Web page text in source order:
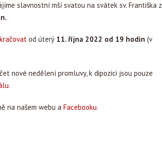
slavnostní mší svatou na svátek sv. Františka z
od úterý 11. října 2022 od 19 hodin (v
nové nedělení promluvy, k dipozici jsou pouze
.
na našem webu a Facebooku.